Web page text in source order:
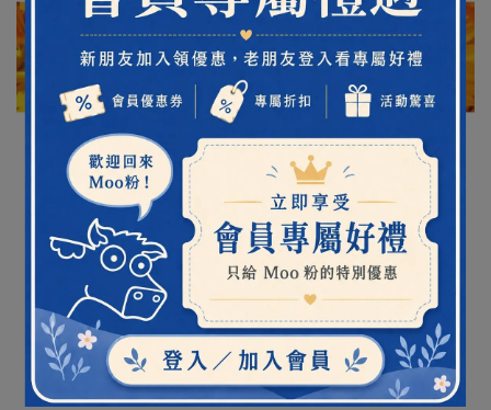
極乾燥問題肌膚
古老的草本藥方 - 藥蜀葵根
藥蜀葵根含有一種特殊黏液
富含類黃酮素及植物多糖